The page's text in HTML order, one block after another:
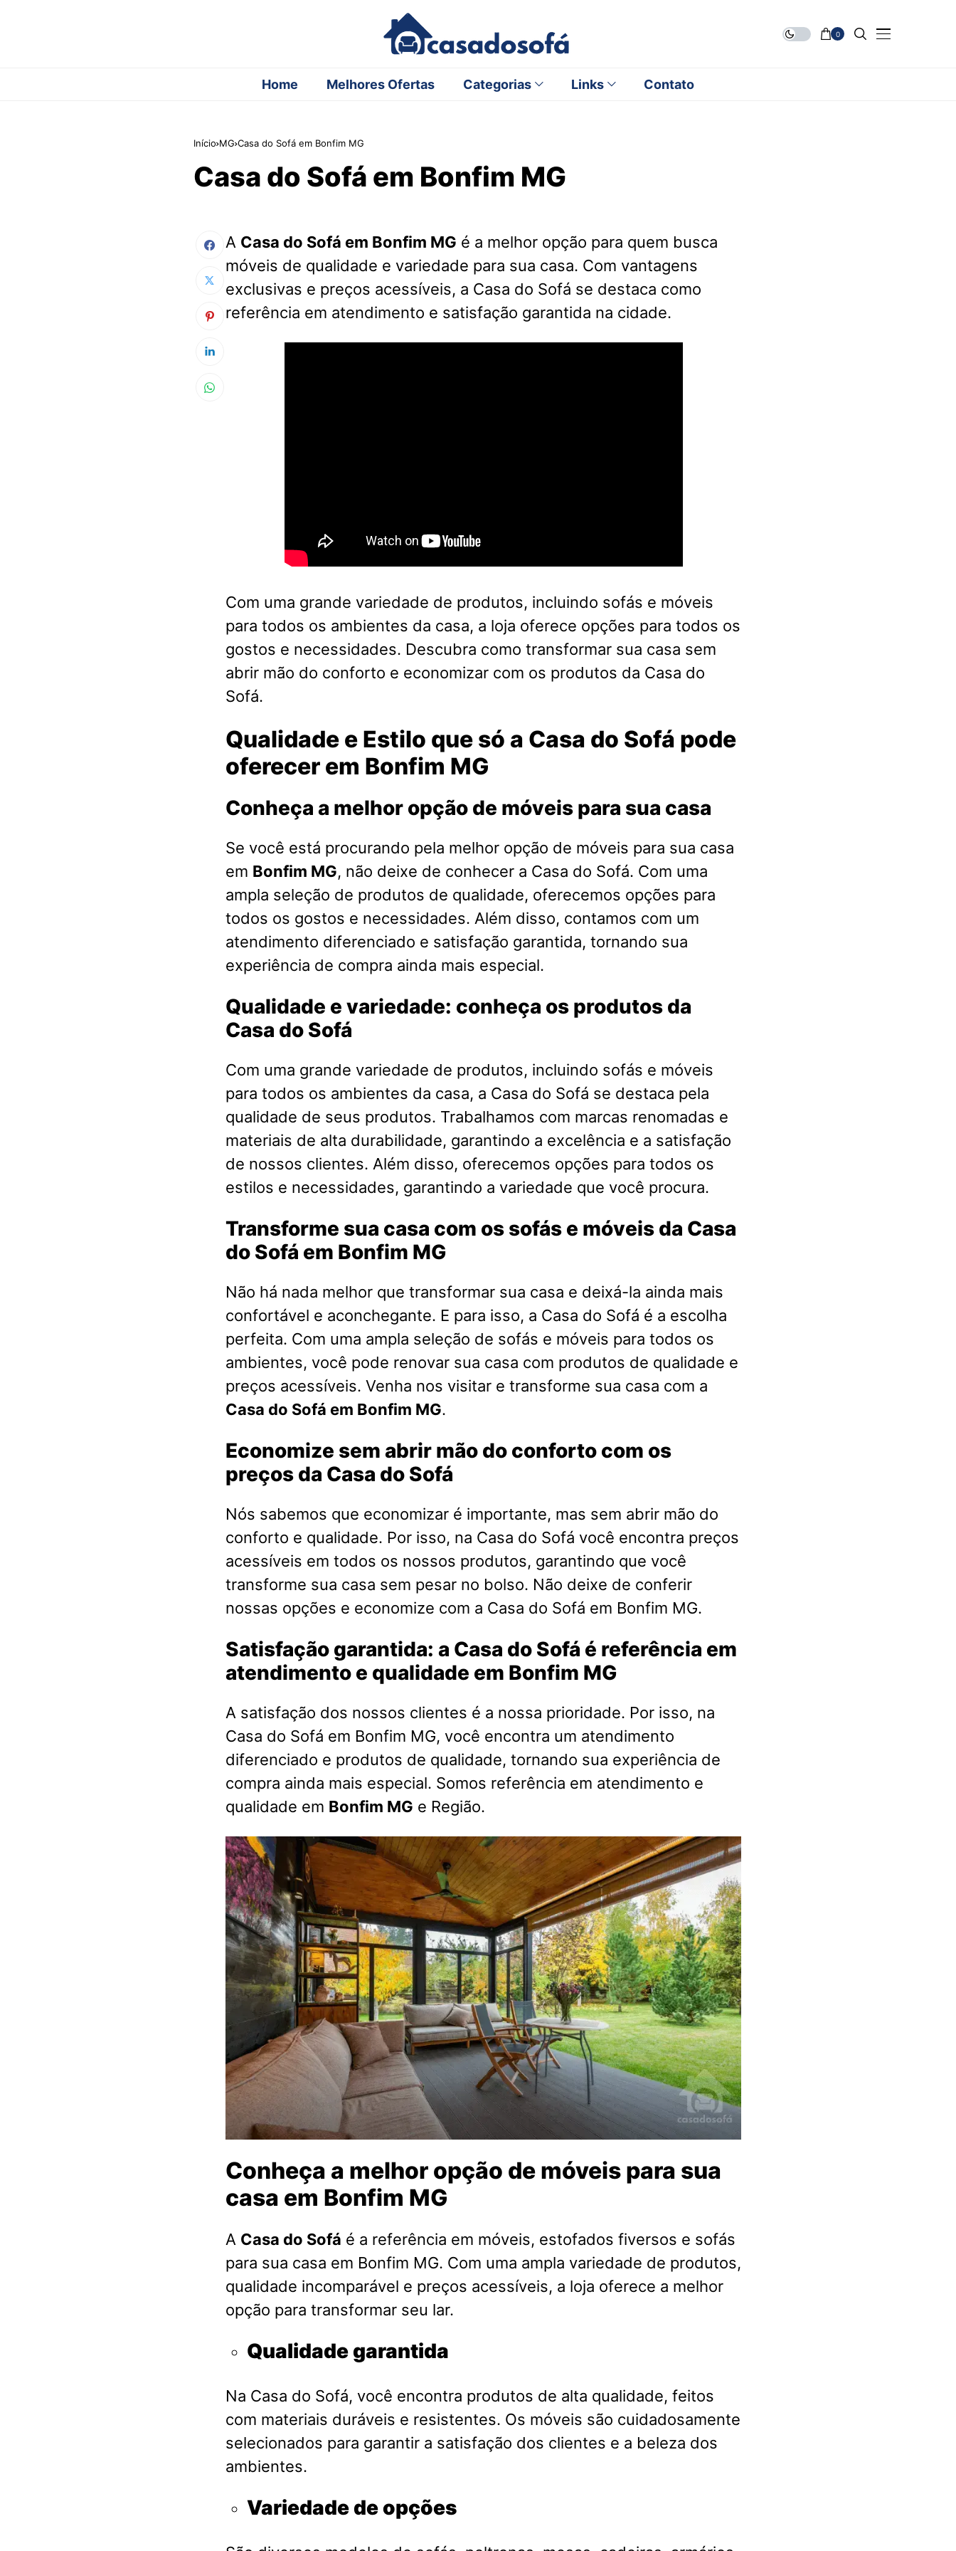
0
Home Melhores Ofertas Categorias Links Contato
Início MG Casa do Sofá em Bonfim MG
Casa do Sofá em Bonfim MG
A Casa do Sofá em Bonfim MG é a melhor opção para quem busca
móveis de qualidade e variedade para sua casa. Com vantagens
exclusivas e preços acessíveis, a Casa do Sofá se destaca como
referência em atendimento e satisfação garantida na cidade.
Com uma grande variedade de produtos, incluindo sofás e móveis
para todos os ambientes da casa, a loja oferece opções para todos os
gostos e necessidades. Descubra como transformar sua casa sem
abrir mão do conforto e economizar com os produtos da Casa do
Sofá.
Qualidade e Estilo que só a Casa do Sofá pode
oferecer em Bonfim MG
Conheça a melhor opção de móveis para sua casa
Se você está procurando pela melhor opção de móveis para sua casa
em Bonfim MG, não deixe de conhecer a Casa do Sofá. Com uma
ampla seleção de produtos de qualidade, oferecemos opções para
todos os gostos e necessidades. Além disso, contamos com um
atendimento diferenciado e satisfação garantida, tornando sua
experiência de compra ainda mais especial.
Qualidade e variedade: conheça os produtos da
Casa do Sofá
Com uma grande variedade de produtos, incluindo sofás e móveis
para todos os ambientes da casa, a Casa do Sofá se destaca pela
qualidade de seus produtos. Trabalhamos com marcas renomadas e
materiais de alta durabilidade, garantindo a excelência e a satisfação
de nossos clientes. Além disso, oferecemos opções para todos os
estilos e necessidades, garantindo a variedade que você procura.
Transforme sua casa com os sofás e móveis da Casa
do Sofá em Bonfim MG
Não há nada melhor que transformar sua casa e deixá-la ainda mais
confortável e aconchegante. E para isso, a Casa do Sofá é a escolha
perfeita. Com uma ampla seleção de sofás e móveis para todos os
ambientes, você pode renovar sua casa com produtos de qualidade e
preços acessíveis. Venha nos visitar e transforme sua casa com a
Casa do Sofá em Bonfim MG.
Economize sem abrir mão do conforto com os
preços da Casa do Sofá
Nós sabemos que economizar é importante, mas sem abrir mão do
conforto e qualidade. Por isso, na Casa do Sofá você encontra preços
acessíveis em todos os nossos produtos, garantindo que você
transforme sua casa sem pesar no bolso. Não deixe de conferir
nossas opções e economize com a Casa do Sofá em Bonfim MG.
Satisfação garantida: a Casa do Sofá é referência em
atendimento e qualidade em Bonfim MG
A satisfação dos nossos clientes é a nossa prioridade. Por isso, na
Casa do Sofá em Bonfim MG, você encontra um atendimento
diferenciado e produtos de qualidade, tornando sua experiência de
compra ainda mais especial. Somos referência em atendimento e
qualidade em Bonfim MG e Região.
Conheça a melhor opção de móveis para sua
casa em Bonfim MG
A Casa do Sofá é a referência em móveis, estofados fiversos e sofás
para sua casa em Bonfim MG. Com uma ampla variedade de produtos,
qualidade incomparável e preços acessíveis, a loja oferece a melhor
opção para transformar seu lar.
Qualidade garantida
Na Casa do Sofá, você encontra produtos de alta qualidade, feitos
com materiais duráveis e resistentes. Os móveis são cuidadosamente
selecionados para garantir a satisfação dos clientes e a beleza dos
ambientes.
Variedade de opções